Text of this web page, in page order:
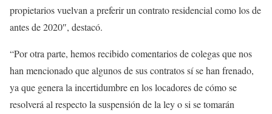
propietarios vuelvan a preferir un contrato residencial como los de
antes de 2020″, destacó.
“Por otra parte, hemos recibido comentarios de colegas que nos
han mencionado que algunos de sus contratos sí se han frenado,
ya que genera la incertidumbre en los locadores de cómo se
resolverá al respecto la suspensión de la ley o si se tomarán